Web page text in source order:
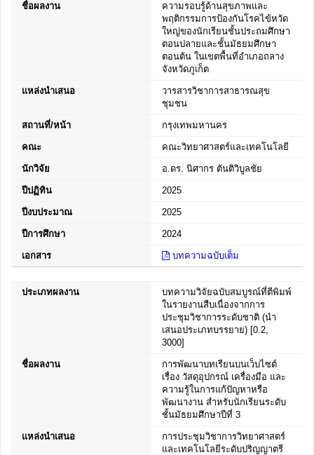
ชื่อผลงาน
ความรอบรู้ด้านสุขภาพและ
พฤติกรรมการป้องกันโรคไข้หวัด
ใหญ่ของนักเรียนชั้นประถมศึกษา
ตอนปลายและชั้นมัธยมศึกษา
ตอนต้น ในเขตพื้นที่อำเภอถลาง
จังหวัดภูเก็ต
แหล่งนำเสนอ
วารสารวิชาการสาธารณสุข
ชุมชน
สถานที่/หน้า กรุงเทพมหานคร
คณะ คณะวิทยาศาสตร์และเทคโนโลยี
นักวิจัย อ.ดร. นิศากร ตันติวิบูลชัย
ปีปฏิทิน 2025
ปีงบประมาณ 2025
ปีการศึกษา 2024
เอกสาร บทความฉบับเต็ม
ประเภทผลงาน
บทความวิจัยฉบับสมบูรณ์ที่ตีพิมพ์
ในรายงานสืบเนื่องจากการ
ประชุมวิชาการระดับชาติ (นำ
เสนอประเภทบรรยาย) [0.2,
3000]
ชื่อผลงาน
การพัฒนาบทเรียนบนเว็บไซต์
เรื่อง วัสดุอุปกรณ์ เครื่องมือ และ
ความรู้ในการแก้ปัญหาหรือ
พัฒนางาน สำหรับนักเรียนระดับ
ชั้นมัธยมศึกษาปีที่ 3
แหล่งนำเสนอ
การประชุมวิชาการวิทยาศาสตร์
และเทคโนโลยีระดับปริญญาตรี